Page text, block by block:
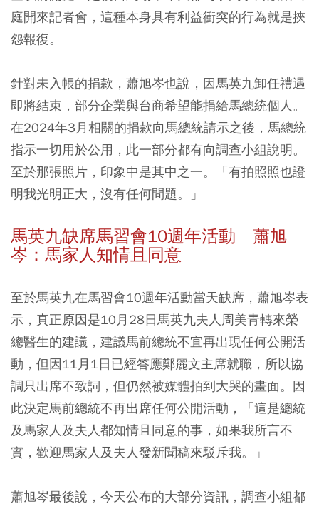
庭開來記者會，這種本身具有利益衝突的行為就是挾
怨報復。
針對未入帳的捐款，蕭旭岑也說，因馬英九卸任禮遇
即將結束，部分企業與台商希望能捐給馬總統個人。
在2024年3月相關的捐款向馬總統請示之後，馬總統
指示一切用於公用，此一部分都有向調查小組說明。
至於那張照片，印象中是其中之一。「有拍照照也證
明我光明正大，沒有任何問題。」
馬英九缺席馬習會10週年活動 蕭旭
岑：馬家人知情且同意
至於馬英九在馬習會10週年活動當天缺席，蕭旭岑表
示，真正原因是10月28日馬英九夫人周美青轉來榮
總醫生的建議，建議馬前總統不宜再出現任何公開活
動，但因11月1日已經答應鄭麗文主席就職，所以協
調只出席不致詞，但仍然被媒體拍到大哭的畫面。因
此決定馬前總統不再出席任何公開活動，「這是總統
及馬家人及夫人都知情且同意的事，如果我所言不
實，歡迎馬家人及夫人發新聞稿來駁斥我。」
蕭旭岑最後說，今天公布的大部分資訊，調查小組都